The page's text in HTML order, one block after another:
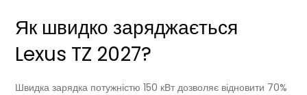
Як швидко заряджається
Lexus TZ 2027?
Швидка зарядка потужністю 150 кВт дозволяє відновити 70%